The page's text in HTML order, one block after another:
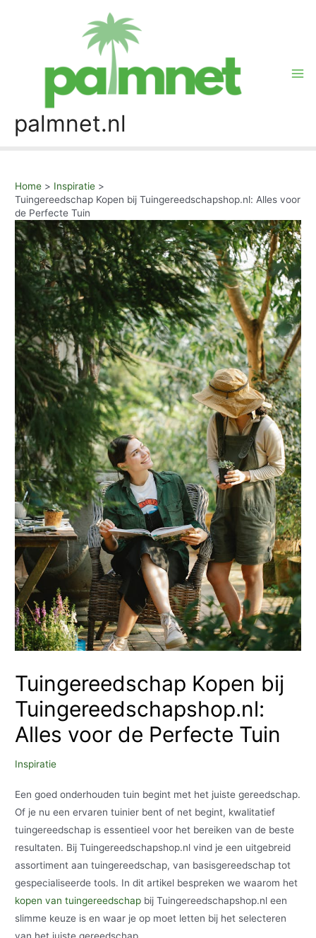
palmnet.nl
Home
Inspiratie
Tuingereedschap Kopen bij Tuingereedschapshop.nl: Alles voor
de Perfecte Tuin
Tuingereedschap Kopen bij
Tuingereedschapshop.nl:
Alles voor de Perfecte Tuin
Inspiratie
Een goed onderhouden tuin begint met het juiste gereedschap.
Of je nu een ervaren tuinier bent of net begint, kwalitatief
tuingereedschap is essentieel voor het bereiken van de beste
resultaten. Bij Tuingereedschapshop.nl vind je een uitgebreid
assortiment aan tuingereedschap, van basisgereedschap tot
gespecialiseerde tools. In dit artikel bespreken we waarom het
kopen van tuingereedschap bij Tuingereedschapshop.nl een
slimme keuze is en waar je op moet letten bij het selecteren